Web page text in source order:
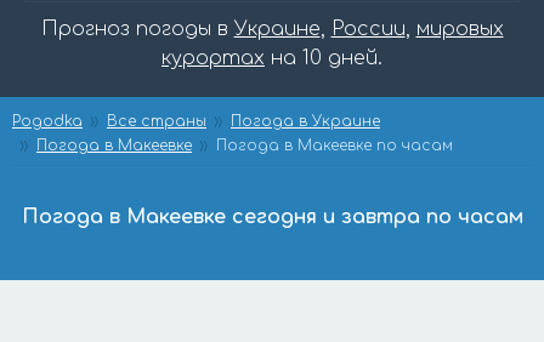
Прогноз погоды в Украине, России, мировых
курортах на 10 дней.
Pogodka Все страны
Погода в Украине
Погода в Макеевке
Погода в Макеевке по часам
Погода в Макеевке сегодня и завтра по часам